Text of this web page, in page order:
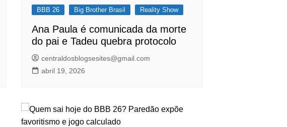
BBB 26 Big Brother Brasil Reality Show
Ana Paula é comunicada da morte
do pai e Tadeu quebra protocolo
centraldosblogsesites@gmail.com
abril 19, 2026